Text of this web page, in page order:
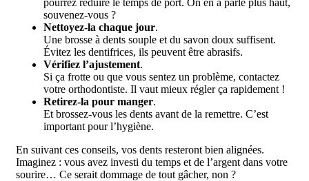
souvenez-vous ?
Nettoyez-la chaque jour.
Une brosse à dents souple et du savon doux suffisent.
Évitez les dentifrices, ils peuvent être abrasifs.
Vérifiez l’ajustement.
Si ça frotte ou que vous sentez un problème, contactez
votre orthodontiste. Il vaut mieux régler ça rapidement !
Retirez-la pour manger.
Et brossez-vous les dents avant de la remettre. C’est
important pour l’hygiène.
En suivant ces conseils, vos dents resteront bien alignées.
Imaginez : vous avez investi du temps et de l’argent dans votre
sourire… Ce serait dommage de tout gâcher, non ?